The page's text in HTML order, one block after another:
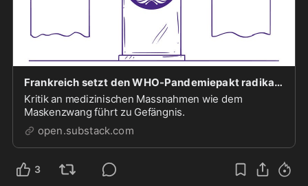
Frankreich setzt den WHO-Pandemiepakt radikal um
Kritik an medizinischen Massnahmen wie dem
Maskenzwang führt zu Gefängnis.
open.substack.com
3